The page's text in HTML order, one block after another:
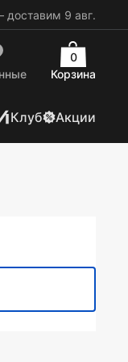
доставим 9 авг.
Корзина
0
Клуб Акции